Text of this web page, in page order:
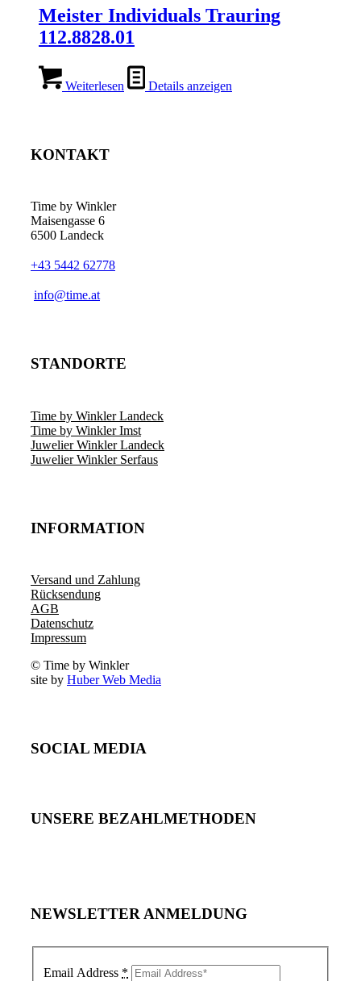
Meister Individuals Trauring
112.8828.01
Weiterlesen Details anzeigen
KONTAKT
Time by Winkler
Maisengasse 6
6500 Landeck
+43 5442 62778
­info@time.at
STANDORTE
Time by Winkler Landeck
Time by Winkler Imst
Juwelier Winkler Landeck
Juwelier Winkler Serfaus
INFORMATION
Versand und Zahlung
Rücksendung
AGB
Datenschutz
Impressum
© Time by Winkler
site by Huber Web Media
SOCIAL MEDIA
UNSERE BEZAHLMETHODEN
NEWSLETTER ANMELDUNG
Email Address *